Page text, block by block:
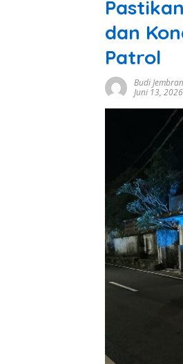
dan
Patrol
Budi
Juni 13, 2026